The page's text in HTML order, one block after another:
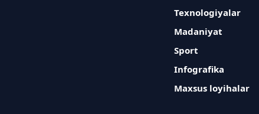
Texnologiyalar
Madaniyat
Sport
Infografika
Maxsus loyihalar